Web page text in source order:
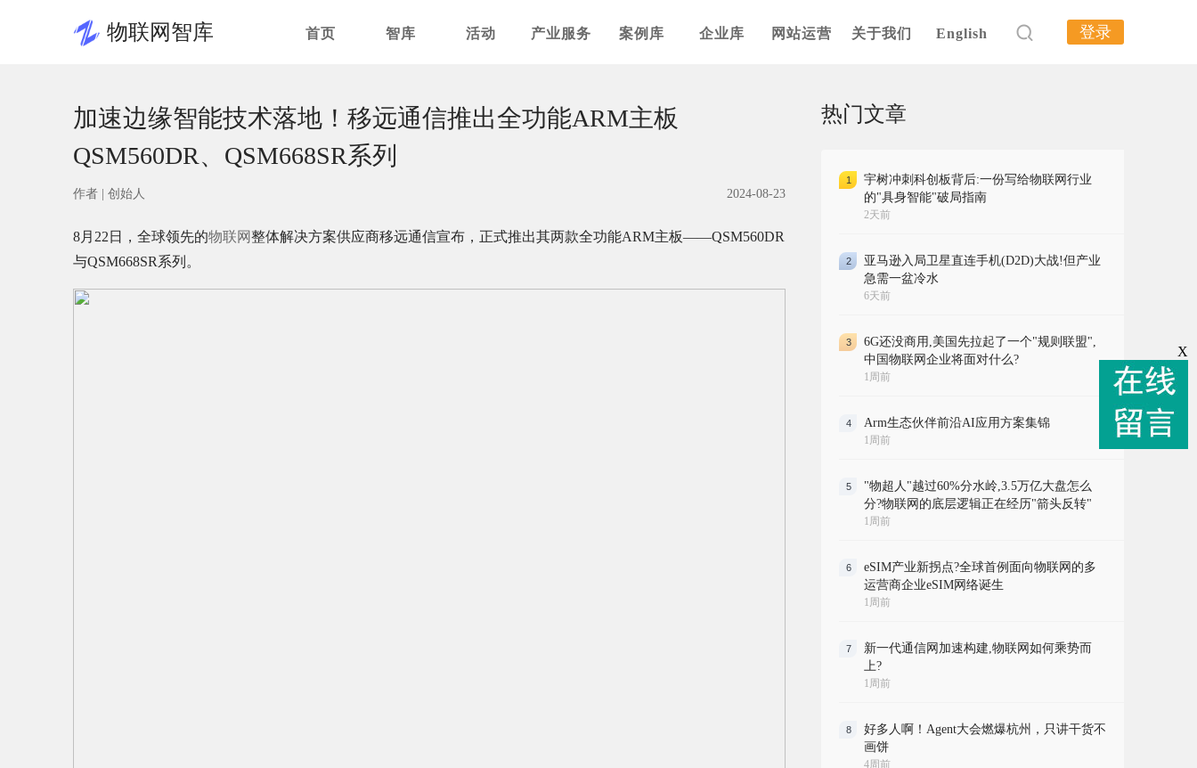
物联网智库 首页 智库 活动 产业服务 案例库 企业库 网站运营 关于我们 English 登录
加速边缘智能技术落地！移远通信推出全功能ARM主板
QSM560DR、QSM668SR系列
作者 | 创始人 2024-08-23
8月22日，全球领先的物联网整体解决方案供应商移远通信宣布，正式推出其两款全功能ARM主板——QSM560DR
与QSM668SR系列。
热门文章
1
宇树冲刺科创板背后:一份写给物联网行业
的"具身智能"破局指南
2天前
2
亚马逊入局卫星直连手机(D2D)大战!但产业
急需一盆冷水
6天前
3
6G还没商用,美国先拉起了一个"规则联盟",
中国物联网企业将面对什么?
1周前
4 Arm生态伙伴前沿AI应用方案集锦
1周前
5
"物超人"越过60%分水岭,3.5万亿大盘怎么
分?物联网的底层逻辑正在经历"箭头反转"
1周前
6
eSIM产业新拐点?全球首例面向物联网的多
运营商企业eSIM网络诞生
1周前
7
新一代通信网加速构建,物联网如何乘势而
上?
1周前
8
好多人啊！Agent大会燃爆杭州，只讲干货不
画饼
4周前
X